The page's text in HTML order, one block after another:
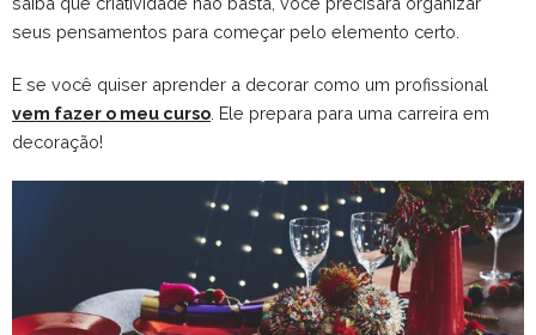
seus pensamentos para começar pelo elemento certo.
E se você quiser aprender a decorar como um profissional
vem fazer o meu curso . Ele prepara para uma carreira em
decoração!